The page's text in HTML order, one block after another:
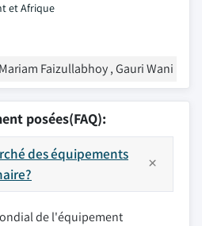
et Afrique
Mariam Faizullabhoy , Gauri Wani
posées(FAQ):
des équipements
de l'équipement